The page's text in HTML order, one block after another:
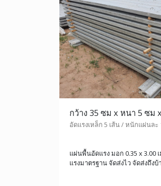
กว้าง 35 ซม x หนา 5 ซม
อัดแรงเหล็ก 5 เส้น / หนักแผ่นละ
แผ่นพื้นอัดแรง มอก 0.35 x 3.00
แรงมาตรฐาน จัดส่งไว จัดส่งถึงบ้